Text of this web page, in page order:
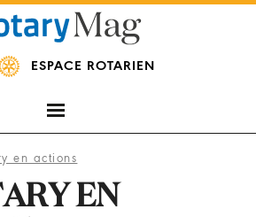
ESPACE ROTARIEN
en actions
EN
cookies